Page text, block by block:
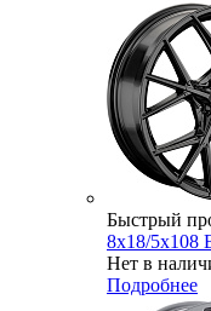
Быстрый
8x18/5x108
Нет в
Подробнее